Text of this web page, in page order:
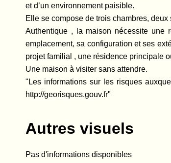
et d’un environnement paisible.
Elle se compose de trois chambres,
Authentique , la maison nécessite une
emplacement, sa configuration et ses
projet familial , une résidence principale
Une maison à visiter sans attendre.
"Les informations sur les risques
http://georisques.gouv.fr"
Autres visuels
Pas d'informations disponibles